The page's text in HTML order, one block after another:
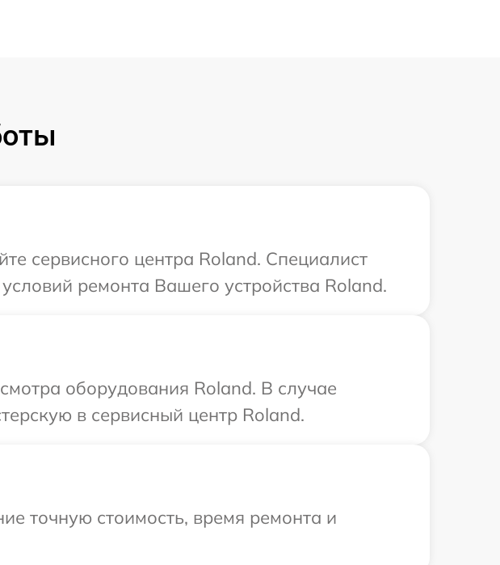
сервисного центра Roland. Специалист
ремонта Вашего устройства Roland.
оборудования Roland. В случае
в сервисный центр Roland.
точную стоимость, время ремонта и